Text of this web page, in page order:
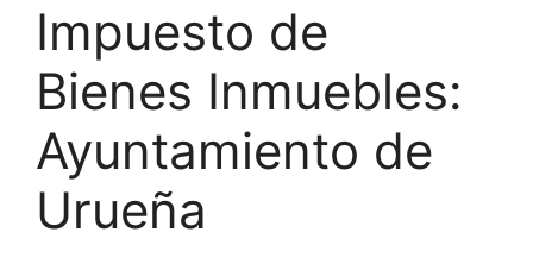
Impuesto de
Bienes Inmuebles:
Ayuntamiento de
Urueña